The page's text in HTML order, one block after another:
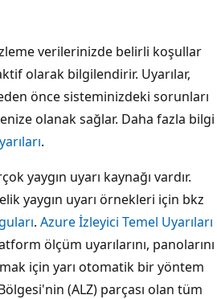
verilerinizde belirli koşullar
olarak bilgilendirir. Uyarılar,
önce sisteminizdeki sorunları
olanak sağlar. Daha fazla bilgi
.
yaygın uyarı kaynağı vardır.
yaygın uyarı örnekleri için bkz
. Azure İzleyici Temel Uyarıları
ölçüm uyarılarını, panolarını
için yarı otomatik bir yöntem
(ALZ) parçası olan tüm